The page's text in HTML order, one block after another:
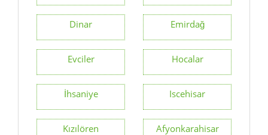
Dinar Emirdağ
Evciler Hocalar
İhsaniye Iscehisar
Kızılören Afyonkarahisar